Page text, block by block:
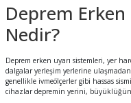
Deprem
Nedir?
Deprem erken uyarı sistemleri, yer
dalgalar yerleşim yerlerine
genellikle ivmeölçerler gibi hassas
cihazlar depremin yerini,